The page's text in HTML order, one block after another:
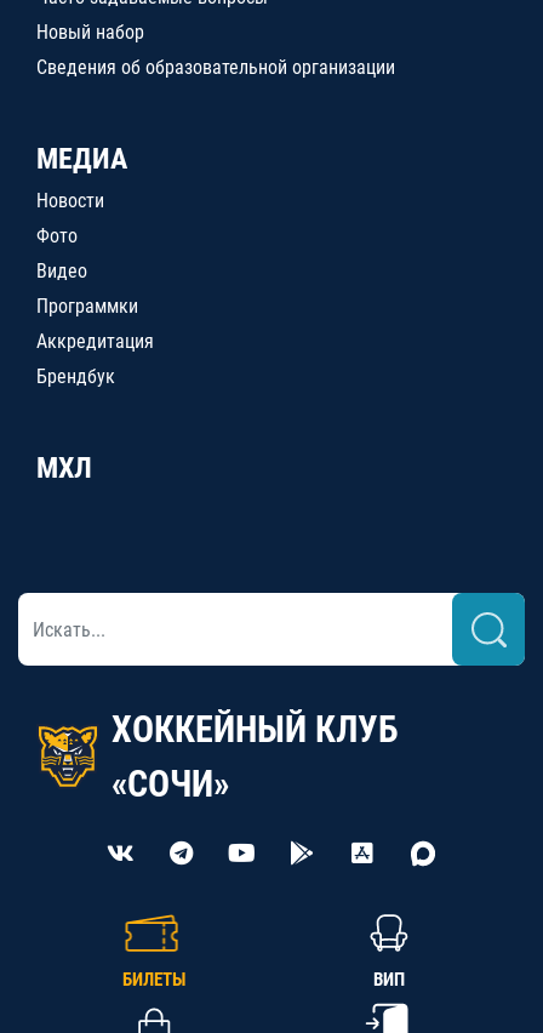
Новый набор
Сведения об образовательной организации
МЕДИА
Новости
Фото
Видео
Программки
Аккредитация
Брендбук
МХЛ
ХОККЕЙНЫЙ КЛУБ
«СОЧИ»
БИЛЕТЫ ВИП